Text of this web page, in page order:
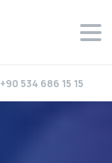
+90 534 686 15 15